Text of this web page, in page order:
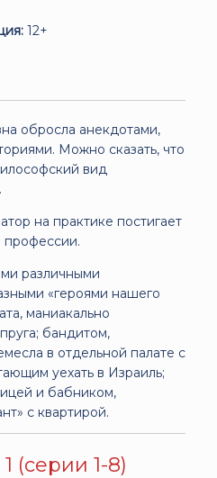
12+
обросла анекдотами,
Можно сказать, что
вид
на практике постигает
различными
«героями нашего
маниакально
бандитом,
в отдельной палате с
уехать в Израиль;
и бабником,
с квартирой.
(серии 1-8)